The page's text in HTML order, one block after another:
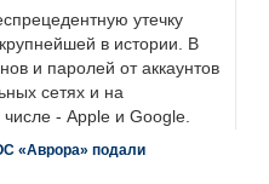
утечку
в истории. В
и паролей от аккаунтов
сетях и на
числе - Apple и Google.
«Аврора» подали